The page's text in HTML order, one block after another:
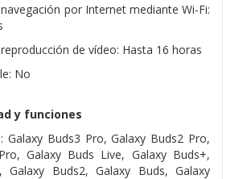
por Internet mediante Wi-Fi:
de vídeo: Hasta 16 horas
No
y funciones
Galaxy Buds3 Pro, Galaxy Buds2 Pro,
Galaxy Buds Live, Galaxy Buds+,
Galaxy Buds2, Galaxy Buds, Galaxy